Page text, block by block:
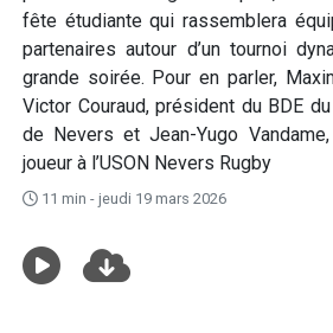
fête étudiante qui rassemblera
partenaires autour d’un tournoi
grande soirée. Pour en parler,
Victor Couraud, président du BDE
de Nevers et Jean-Yugo
joueur à l’USON Nevers Rugby
11 min - jeudi 19 mars 2026